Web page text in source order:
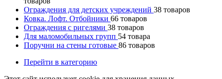
Ограждения для детских учреждений 38 товаров
Ковка. Лофт. Отбойники 66 товаров
Ограждения с ригелями 38 товаров
Для маломобильных групп 54 товара
Поручни на стены готовые 86 товаров
Перейти в категорию